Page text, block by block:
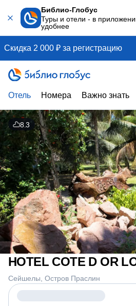
Библио-Глобус
Туры и отели - в
удобнее
Скидка 2 000 ₽ за регистрацию
Отель Номера Важно знать
HOTEL COTE D OR
Сейшелы Остров Праслин
8.3